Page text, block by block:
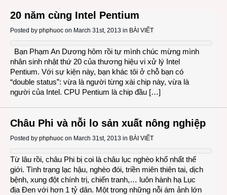
20 năm cùng Intel Pentium
Posted by phphuoc on March 31st, 2013 in BÀI VIẾT
Bạn Phạm An Dương hôm rồi tự mình chúc mừng mình
nhân sinh nhật thứ 20 của thương hiệu vi xử lý Intel
Pentium. Với sự kiện này, bạn khác tôi ở chỗ bạn có
“double status”: vừa là người từng xài chip này, vừa là
người của Intel. CPU Pentium là chip đầu […]
Châu Phi và nỗi lo sản xuất nông nghiệp
Posted by phphuoc on March 31st, 2013 in BÀI VIẾT
Từ lâu rồi, châu Phi bị coi là châu lục nghèo khổ nhất thế
giới. Tình trạng lạc hậu, nghèo đói, triền miên thiên tai, dịch
bệnh, xung đột chính trị, chiến tranh,… luôn hành hạ Lục
địa Đen với hơn 1 tỷ dân. Một trong những nỗi ám ảnh lớn